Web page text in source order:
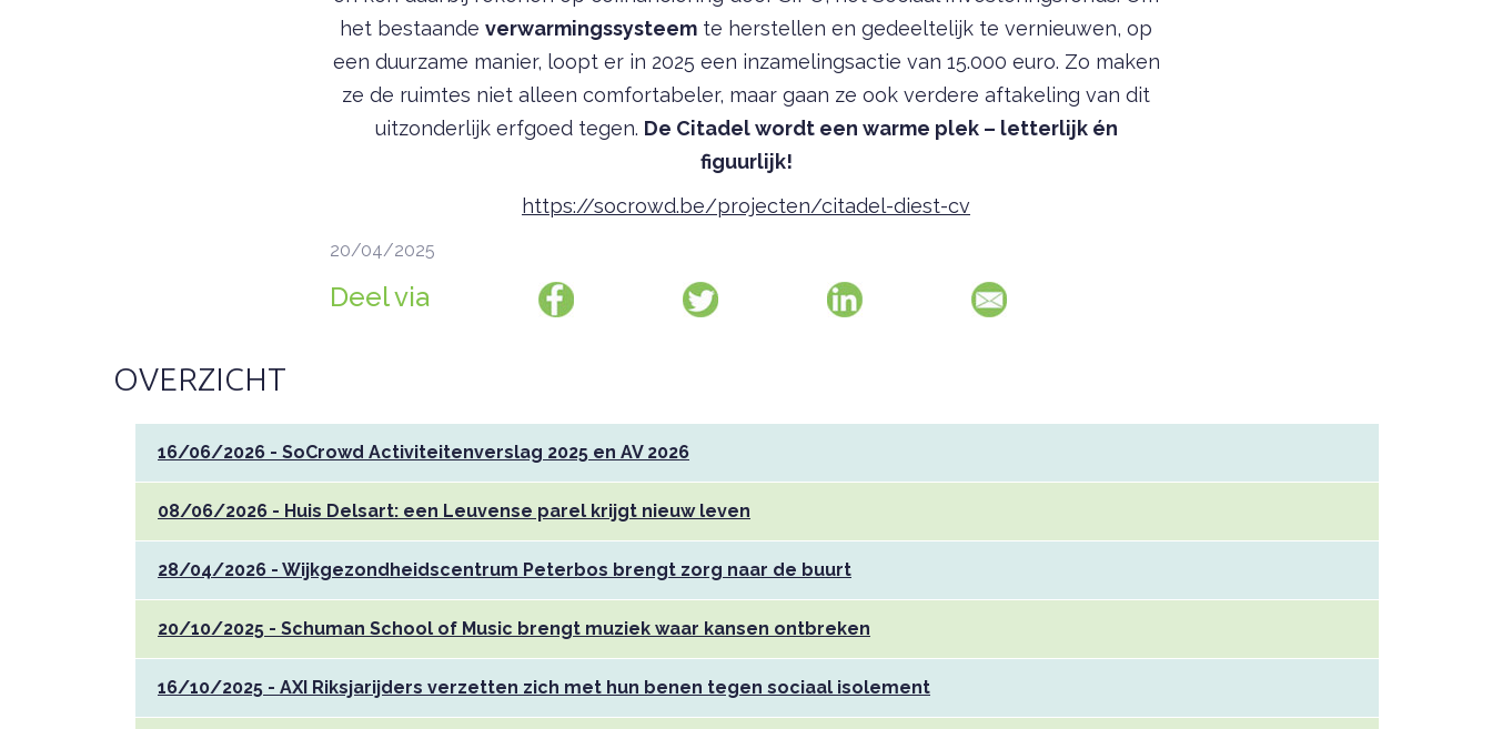
het bestaande verwarmingssysteem te herstellen en gedeeltelijk te vernieuwen, op
een duurzame manier, loopt er in 2025 een inzamelingsactie van 15.000 euro. Zo maken
ze de ruimtes niet alleen comfortabeler, maar gaan ze ook verdere aftakeling van dit
uitzonderlijk erfgoed tegen. De Citadel wordt een warme plek – letterlijk én
figuurlijk!
https://socrowd.be/projecten/citadel-diest-cv
20/04/2025
Deel via
OVERZICHT
16/06/2026 - SoCrowd Activiteitenverslag 2025 en AV 2026
08/06/2026 - Huis Delsart: een Leuvense parel krijgt nieuw leven
28/04/2026 - Wijkgezondheidscentrum Peterbos brengt zorg naar de buurt
20/10/2025 - Schuman School of Music brengt muziek waar kansen ontbreken
16/10/2025 - AXI Riksjarijders verzetten zich met hun benen tegen sociaal isolement